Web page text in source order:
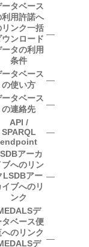
ータベース
利用許諾へ
ンク一括
ウンロード
ータの利用
条件
―
ータベース
の使い方
―
ータベース
の連絡先
―
API /
SPARQL
endpoint
―
アーカ
ブへのリン
LSDBアー
ブへのリ
ンク
―
デ
タベース便
へのリンク
デ ―